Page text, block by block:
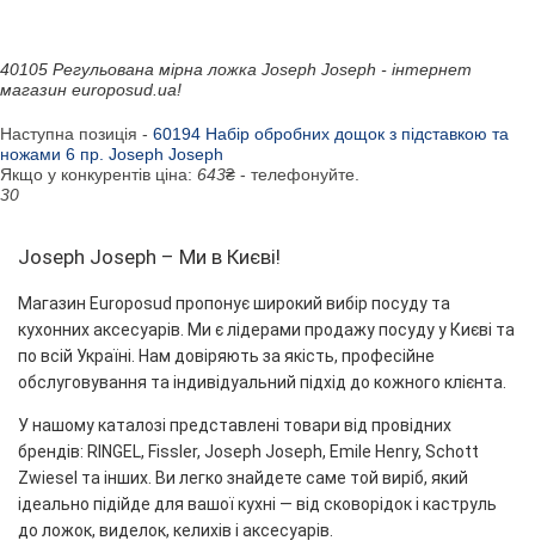
40105 Регульована мірна ложка Joseph Joseph - інтернет
магазин europosud.ua!
Наступна позиція - 60194 Набір обробних дощок з підставкою та
ножами 6 пр. Joseph Joseph
Якщо у конкурентів ціна: 643₴ - телефонуйте.
30
Joseph Joseph – Ми в Києві!
Магазин Europosud пропонує широкий вибір посуду та
кухонних аксесуарів. Ми є лідерами продажу посуду у Києві та
по всій Україні. Нам довіряють за якість, професійне
обслуговування та індивідуальний підхід до кожного клієнта.
У нашому каталозі представлені товари від провідних
брендів: RINGEL, Fissler, Joseph Joseph, Emile Henry, Schott
Zwiesel та інших. Ви легко знайдете саме той виріб, який
ідеально підійде для вашої кухні — від сковорідок і каструль
до ложок, виделок, келихів і аксесуарів.